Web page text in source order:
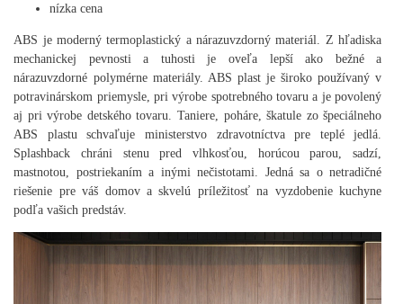
nízka cena
ABS je moderný termoplastický a nárazuvzdorný materiál. Z hľadiska
mechanickej pevnosti a tuhosti je oveľa lepší ako bežné a
nárazuvzdorné polymérne materiály. ABS plast je široko používaný v
potravinárskom priemysle, pri výrobe spotrebného tovaru a je povolený
aj pri výrobe detského tovaru. Taniere, poháre, škatule zo špeciálneho
ABS plastu schvaľuje ministerstvo zdravotníctva pre teplé jedlá.
Splashback chráni stenu pred vlhkosťou, horúcou parou, sadzí,
mastnotou, postriekaním a inými nečistotami. Jedná sa o netradičné
riešenie pre váš domov a skvelú príležitosť na vyzdobenie kuchyne
podľa vašich predstáv.